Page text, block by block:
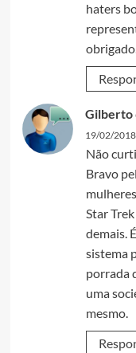
haters
Gilberto
19/02/2018
Não
Bravo
Star
demais.
sistema
porrada
uma
mesmo.